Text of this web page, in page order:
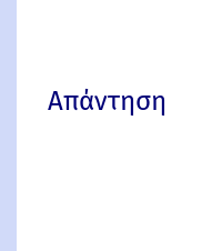
Απάντηση